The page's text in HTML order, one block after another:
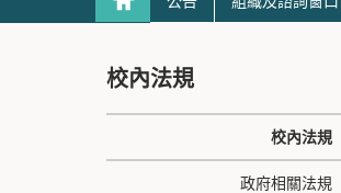
校內法規
校內法規
政府相關法規